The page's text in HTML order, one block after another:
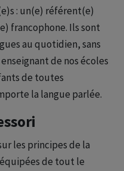
: un(e) référent(e)
francophone. Ils sont
au quotidien, sans
de nos écoles
de toutes
la langue parlée.
les principes de la
de tout le